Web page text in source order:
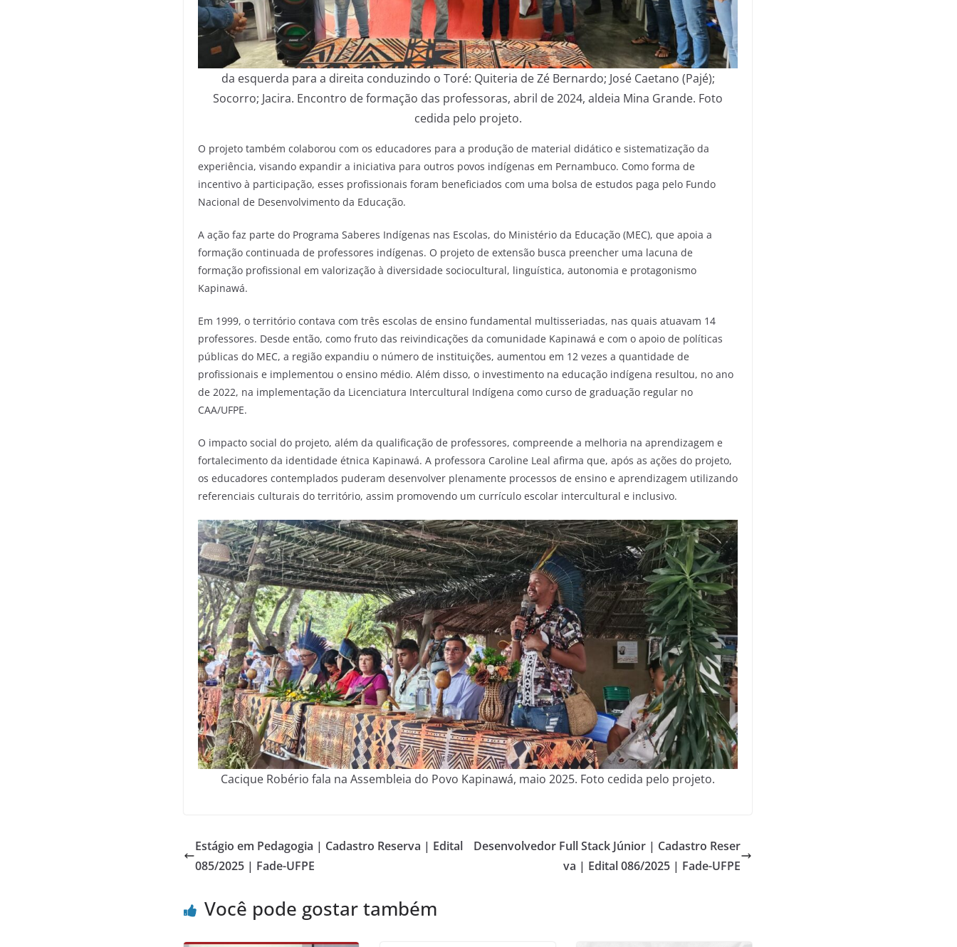
da esquerda para a direita conduzindo o Toré: Quiteria de Zé Bernardo; José Caetano (Pajé);
Socorro; Jacira. Encontro de formação das professoras, abril de 2024, aldeia Mina Grande. Foto
cedida pelo projeto.
O projeto também colaborou com os educadores para a produção de material didático e sistematização da
experiência, visando expandir a iniciativa para outros povos indígenas em Pernambuco. Como forma de
incentivo à participação, esses profissionais foram beneficiados com uma bolsa de estudos paga pelo Fundo
Nacional de Desenvolvimento da Educação.
A ação faz parte do Programa Saberes Indígenas nas Escolas, do Ministério da Educação (MEC), que apoia a
formação continuada de professores indígenas. O projeto de extensão busca preencher uma lacuna de
formação profissional em valorização à diversidade sociocultural, linguística, autonomia e protagonismo
Kapinawá.
Em 1999, o território contava com três escolas de ensino fundamental multisseriadas, nas quais atuavam 14
professores. Desde então, como fruto das reivindicações da comunidade Kapinawá e com o apoio de políticas
públicas do MEC, a região expandiu o número de instituições, aumentou em 12 vezes a quantidade de
profissionais e implementou o ensino médio. Além disso, o investimento na educação indígena resultou, no ano
de 2022, na implementação da Licenciatura Intercultural Indígena como curso de graduação regular no
CAA/UFPE.
O impacto social do projeto, além da qualificação de professores, compreende a melhoria na aprendizagem e
fortalecimento da identidade étnica Kapinawá. A professora Caroline Leal afirma que, após as ações do projeto,
os educadores contemplados puderam desenvolver plenamente processos de ensino e aprendizagem utilizando
referenciais culturais do território, assim promovendo um currículo escolar intercultural e inclusivo.
Cacique Robério fala na Assembleia do Povo Kapinawá, maio 2025. Foto cedida pelo projeto.
Estágio em Pedagogia | Cadastro Reserva | Edital
085/2025 | Fade-UFPE
Desenvolvedor Full Stack Júnior | Cadastro Reser
va | Edital 086/2025 | Fade-UFPE
Você pode gostar também